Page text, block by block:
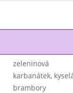
zeleninová
karbanátek,
brambory